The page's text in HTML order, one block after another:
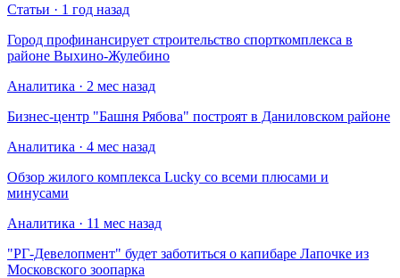
Статьи · 1 год назад
Город профинансирует строительство спорткомплекса в
районе Выхино-Жулебино
Аналитика · 2 мес назад
Бизнес-центр "Башня Рябова" построят в Даниловском районе
Аналитика · 4 мес назад
Обзор жилого комплекса Lucky со всеми плюсами и
минусами
Аналитика · 11 мес назад
​"РГ-Девелопмент" будет заботиться о капибаре Лапочке из
Московского зоопарка